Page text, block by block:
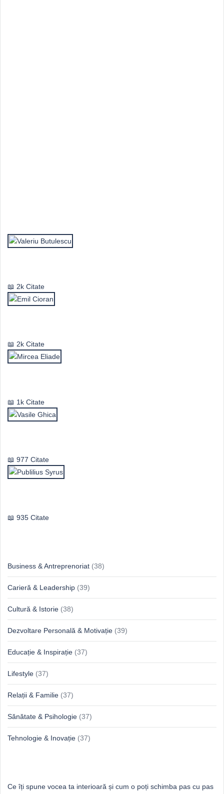
2k Citate
2k Citate
1k Citate
977 Citate
935 Citate
Business & Antreprenoriat (38)
Carieră & Leadership (39)
Cultură & Istorie (38)
Dezvoltare Personală & Motivație (39)
Educație & Inspirație (37)
Lifestyle (37)
Relații & Familie (37)
Sănătate & Psihologie (37)
Tehnologie & Inovație (37)
Ce îți spune vocea ta interioară și cum o poți schimba pas cu pas